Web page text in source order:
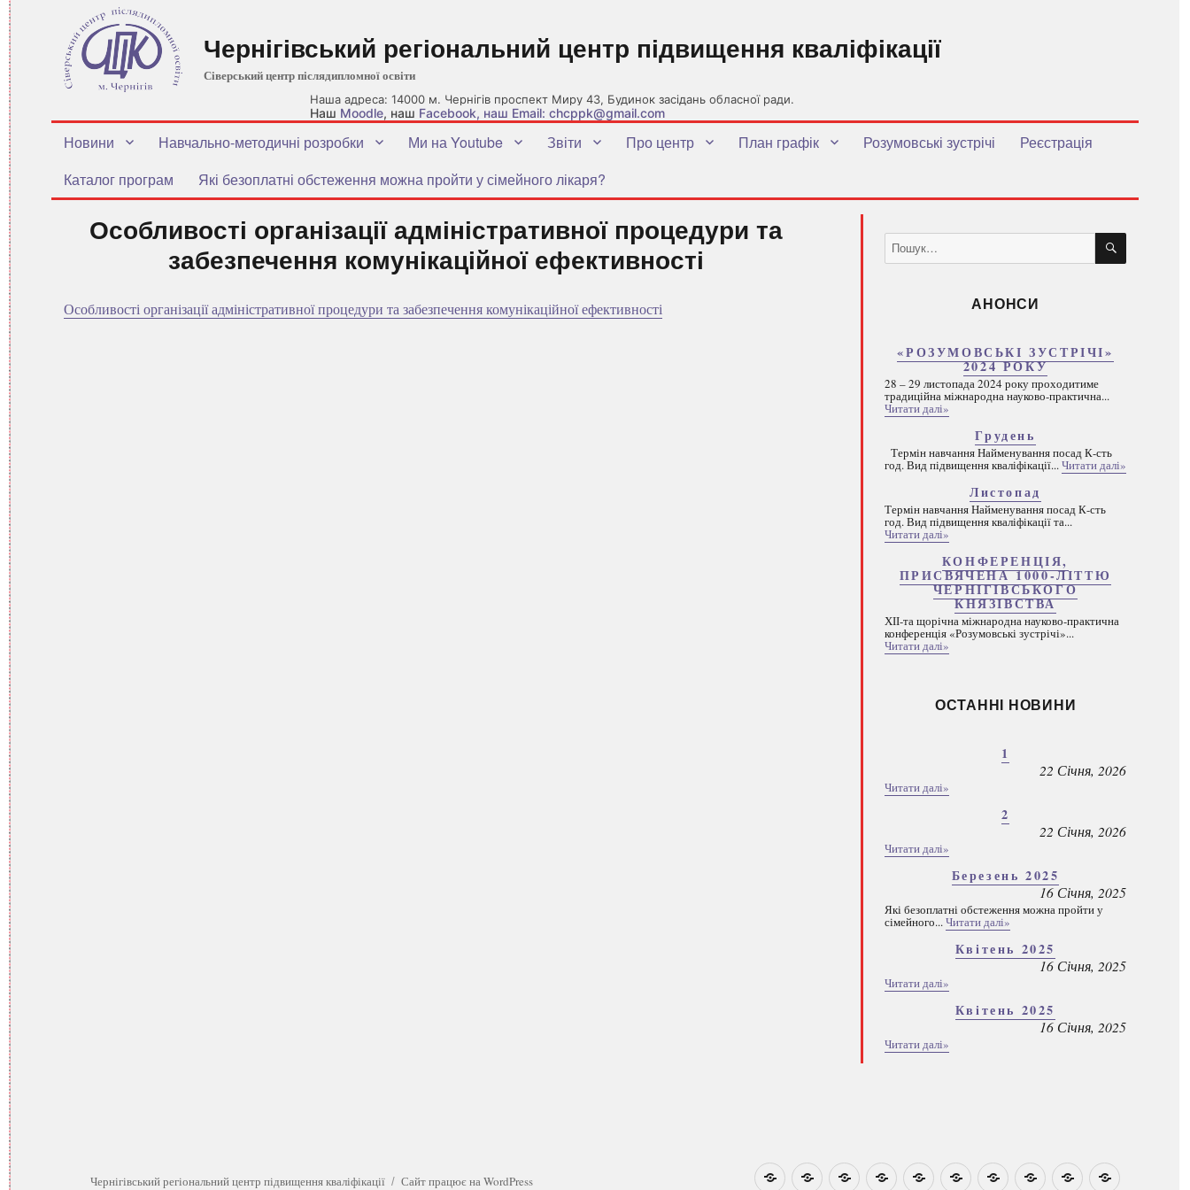
Наша адреса: 14000 м. Чернігів проспект Миру 43, Будинок засідань обласної ради.
Наш Moodle, наш Facebook, наш Email: chcppk@gmail.com
Чернігівський регіональний центр підвищення кваліфікації
Сіверський центр післядипломної освіти
Новини Навчально-методичні розробки Ми на Youtube Звіти Про центр План графік Розумовські зустрічі
Реєстрація
Каталог програм
Які безоплатні обстеження можна пройти у сімейного лікаря?
Особливості організації адміністративної процедури та
забезпечення комунікаційної ефективності
Особливості організації адміністративної процедури та забезпечення комунікаційної ефективності
Пошук
за
ШУКАТИ
АНОНСИ
«РОЗУМОВСЬКІ ЗУСТРІЧІ»
2024 РОКУ
28 – 29 листопада 2024 року проходитиме
традиційна міжнародна науково-практична...
Читати далі»
Грудень
Термін навчання Найменування посад К-сть
год. Вид підвищення кваліфікації...Читати далі»
Листопад
Термін навчання Найменування посад К-сть
год. Вид підвищення кваліфікації та...
Читати далі»
КОНФЕРЕНЦІЯ,
ПРИСВЯЧЕНА 1000-ЛІТТЮ
ЧЕРНІГІВСЬКОГО
КНЯЗІВСТВА
ХІІ-та щорічна міжнародна науково-практична
конференція «Розумовські зустрічі»...
Читати далі»
ОСТАННІ НОВИНИ
1
22 Січня, 2026
Читати далі»
2
22 Січня, 2026
Читати далі»
Березень 2025
16 Січня, 2025
Які безоплатні обстеження можна пройти у
сімейного...Читати далі»
Квітень 2025
16 Січня, 2025
Читати далі»
Квітень 2025
16 Січня, 2025
Читати далі»
НовиниНавчально-
Ми
Звіти Про
План Розумовські
Реєстрація
КаталогЯкі
Чернігівський регіональний центр підвищення кваліфікації Сайт працює на WordPress